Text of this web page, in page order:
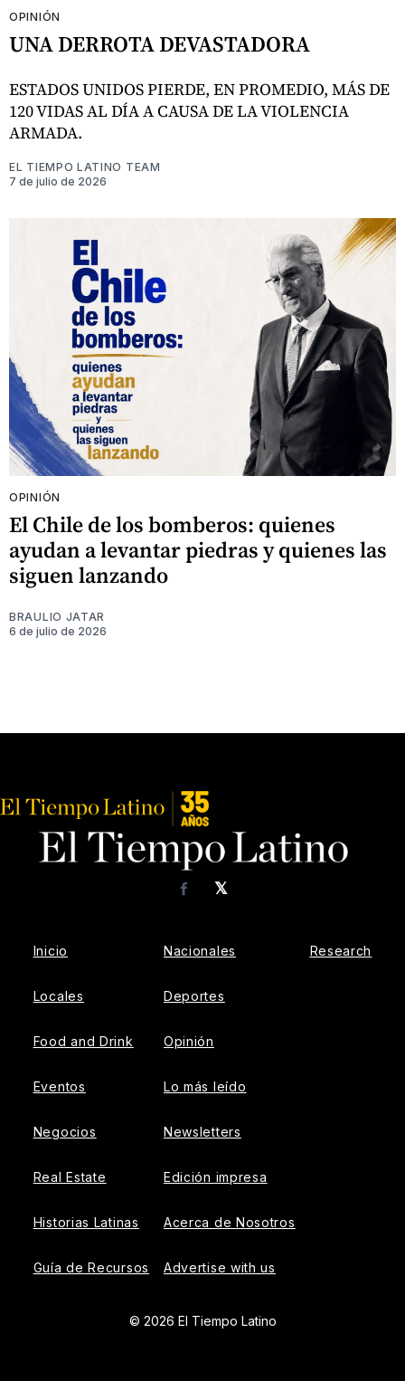
OPINIÓN
UNA DERROTA DEVASTADORA
ESTADOS UNIDOS PIERDE, EN PROMEDIO, MÁS DE
120 VIDAS AL DÍA A CAUSA DE LA VIOLENCIA
ARMADA.
EL TIEMPO LATINO TEAM
7 de julio de 2026
OPINIÓN
El Chile de los bomberos: quienes
ayudan a levantar piedras y quienes las
siguen lanzando
BRAULIO JATAR
6 de julio de 2026
𝕏
Facebook
Inicio
Locales
Food and Drink
Eventos
Negocios
Real Estate
Historias Latinas
Guía de Recursos
Nacionales
Deportes
Opinión
Lo más leído
Newsletters
Edición impresa
Acerca de Nosotros
Advertise with us
Research
© 2026 El Tiempo Latino